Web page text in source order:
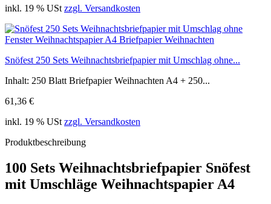
inkl. 19 % USt zzgl. Versandkosten
Snöfest 250 Sets Weihnachtsbriefpapier mit Umschlag ohne...
Inhalt: 250 Blatt Briefpapier Weihnachten A4 + 250...
61,36 €
inkl. 19 % USt zzgl. Versandkosten
Produktbeschreibung
100 Sets Weihnachtsbriefpapier Snöfest
mit Umschläge Weihnachtspapier A4